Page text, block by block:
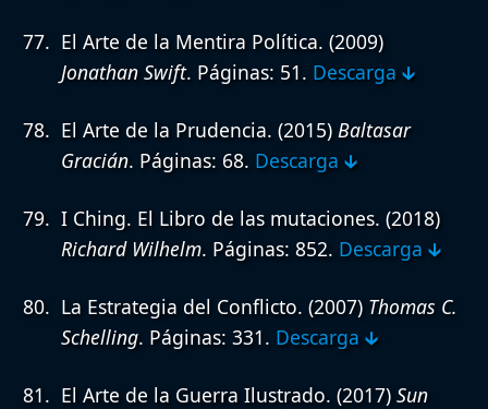
El Arte de la Mentira Política. (2009)
Jonathan Swift. Páginas: 51. Descarga 🡳
El Arte de la Prudencia. (2015) Baltasar
Gracián. Páginas: 68. Descarga 🡳
I Ching. El Libro de las mutaciones. (2018)
Richard Wilhelm. Páginas: 852. Descarga 🡳
La Estrategia del Conflicto. (2007) Thomas C.
Schelling. Páginas: 331. Descarga 🡳
El Arte de la Guerra Ilustrado. (2017) Sun